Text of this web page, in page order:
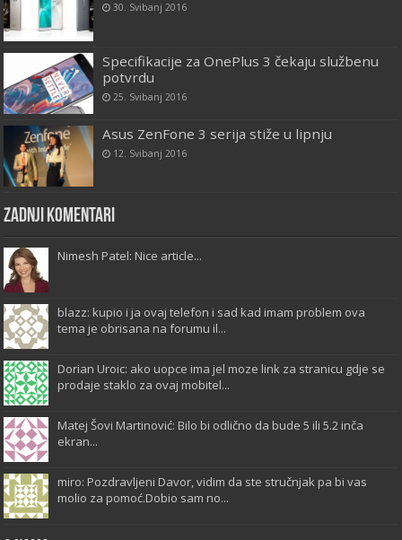
30. Svibanj 2016
Specifikacije za OnePlus 3 čekaju službenu
potvrdu
25. Svibanj 2016
Asus ZenFone 3 serija stiže u lipnju
12. Svibanj 2016
Zadnji komentari
Nimesh Patel: Nice article...
blazz: kupio i ja ovaj telefon i sad kad imam problem ova
tema je obrisana na forumu il...
Dorian Uroic: ako uopce ima jel moze link za stranicu gdje se
prodaje staklo za ovaj mobitel...
Matej Šovi Martinović: Bilo bi odlično da bude 5 ili 5.2 inča
ekran...
miro: Pozdravljeni Davor, vidim da ste stručnjak pa bi vas
molio za pomoć.Dobio sam no...